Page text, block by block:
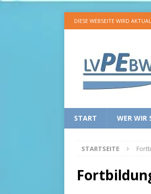
DIESE WEBSEITE WIRD
START WER WIR
STARTSEITE